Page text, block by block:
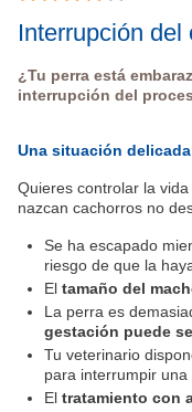
Interrupción del
¿Tu perra está
interrupción del
Una situación
Quieres controlar la
nazcan cachorros no
Se ha escapado
riesgo de que la
El tamaño del
La perra es
gestación puede
Tu veterinario
para interrumpir una
El tratamiento con